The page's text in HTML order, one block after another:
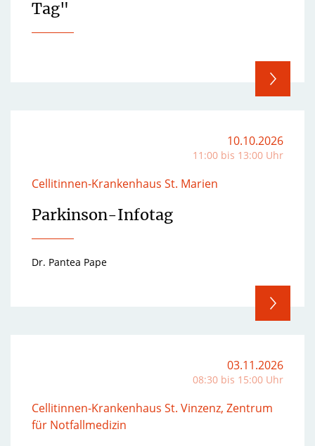
Tag"
Cellitinnen-Krankenhaus St. Marien
Parkinson-Infotag
Dr. Pantea Pape
10.10.2026
11:00 bis 13:00 Uhr
Cellitinnen-Krankenhaus St. Vinzenz, Zentrum
für Notfallmedizin
03.11.2026
08:30 bis 15:00 Uhr